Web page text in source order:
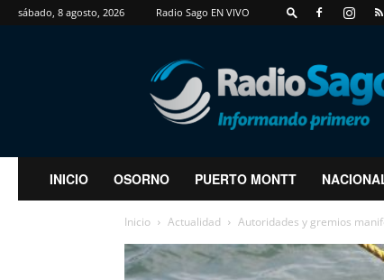
sábado, 8 agosto, 2026 Radio Sago EN VIVO
RadioSago
INICIO OSORNO PUERTO MONTT
Inicio Actualidad Autoridades y gremios